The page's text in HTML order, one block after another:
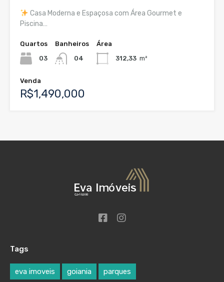
Casa Moderna e Espaçosa com Área Gourmet e
Piscina…
Quartos
03
Banheiros
04
Área
312,33 m²
Venda
R$1,490,000
Tags
eva imoveis goiania parques